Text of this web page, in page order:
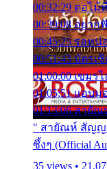
00:32:29 ตอไม้
00:39:08 อยาก
00:45:25 รอหน่
00:51:43 บัตรเ
01:00:00 เขมร
01:05:51 แอบม
01:13:06 สายัณ
" สายัณห์ สัญญ
ซึ้งๆ (Official
35 views •